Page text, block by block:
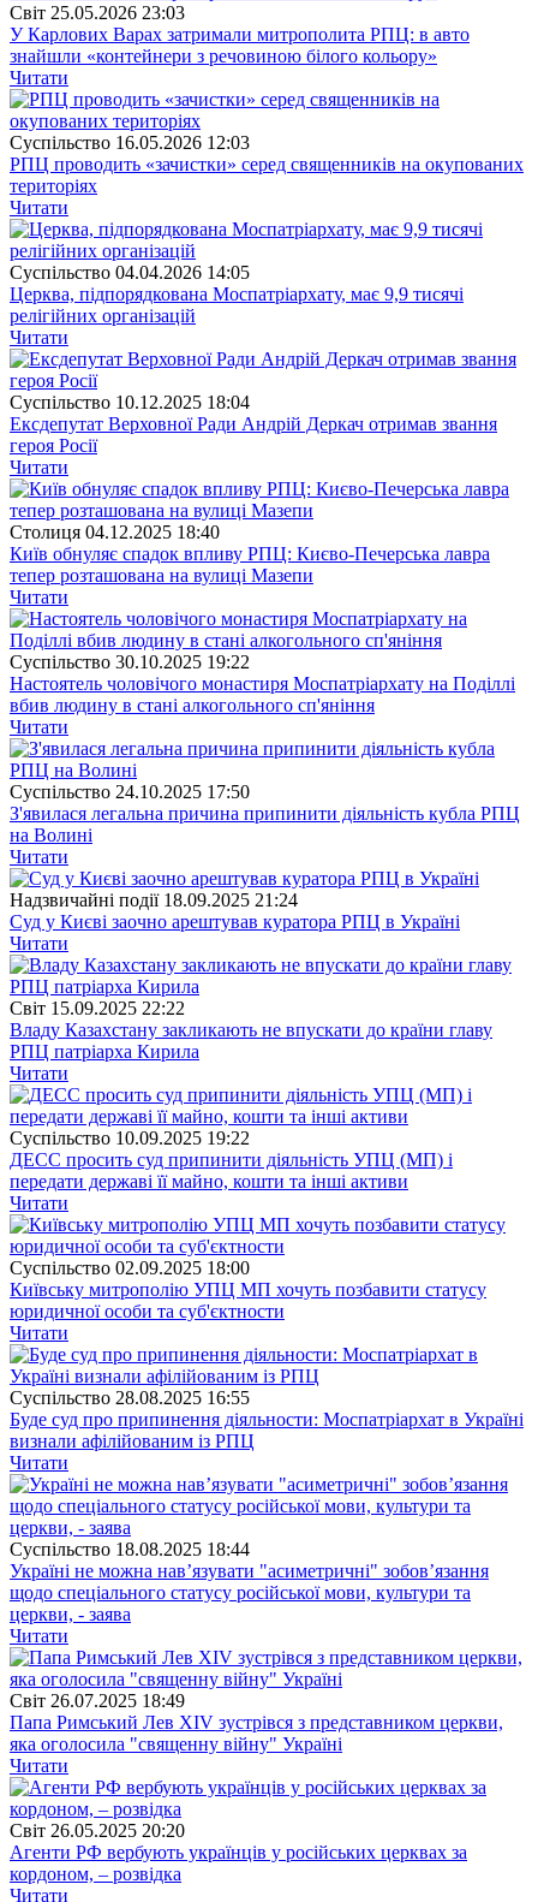
Свiт 25.05.2026 23:03
У Карлових Варах затримали митрополита РПЦ: в авто
знайшли «контейнери з речовиною білого кольору»
Читати
Суспiльство 16.05.2026 12:03
РПЦ проводить «зачистки» серед священників на окупованих
територіях
Читати
Суспiльство 04.04.2026 14:05
Церква, підпорядкована Моспатріархату, має 9,9 тисячі
релігійних організацій
Читати
Суспiльство 10.12.2025 18:04
Ексдепутат Верховної Ради Андрій Деркач отримав звання
героя Росії
Читати
Столиця 04.12.2025 18:40
Київ обнуляє спадок впливу РПЦ: Києво-Печерська лавра
тепер розташована на вулиці Мазепи
Читати
Суспiльство 30.10.2025 19:22
Настоятель чоловічого монастиря Моспатріархату на Поділлі
вбив людину в стані алкогольного сп'яніння
Читати
Суспiльство 24.10.2025 17:50
З'явилася легальна причина припинити діяльність кубла РПЦ
на Волині
Читати
Надзвичайні події 18.09.2025 21:24
Суд у Києві заочно арештував куратора РПЦ в Україні
Читати
Свiт 15.09.2025 22:22
Владу Казахстану закликають не впускати до країни главу
РПЦ патріарха Кирила
Читати
Суспiльство 10.09.2025 19:22
ДЕСС просить суд припинити діяльність УПЦ (МП) і
передати державі її майно, кошти та інші активи
Читати
Суспiльство 02.09.2025 18:00
Київську митрополію УПЦ МП хочуть позбавити статусу
юридичної особи та суб'єктности
Читати
Суспiльство 28.08.2025 16:55
Буде суд про припинення діяльности: Моспатріархат в Україні
визнали афілійованим із РПЦ
Читати
Суспiльство 18.08.2025 18:44
Україні не можна нав’язувати "асиметричні" зобов’язання
щодо спеціального статусу російської мови, культури та
церкви, - заява
Читати
Свiт 26.07.2025 18:49
Папа Римський Лев XIV зустрівся з представником церкви,
яка оголосила "священну війну" Україні
Читати
Свiт 26.05.2025 20:20
Агенти РФ вербують українців у російських церквах за
кордоном, – розвідка
Читати